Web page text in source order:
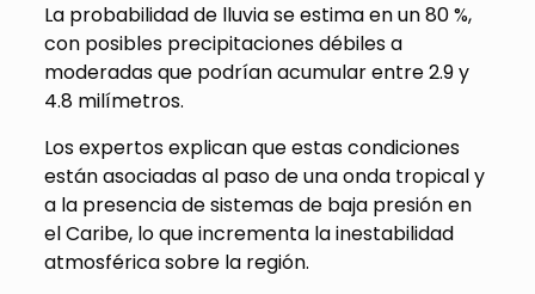
La probabilidad de lluvia se estima en un 80 %,
con posibles precipitaciones débiles a
moderadas que podrían acumular entre 2.9 y
4.8 milímetros.
Los expertos explican que estas condiciones
están asociadas al paso de una onda tropical y
a la presencia de sistemas de baja presión en
el Caribe, lo que incrementa la inestabilidad
atmosférica sobre la región.